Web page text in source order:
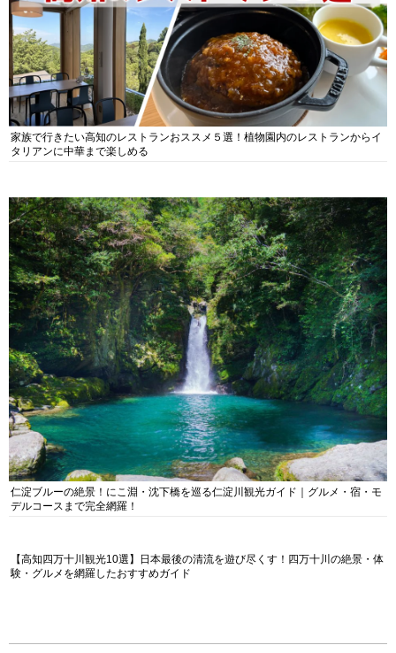
家族で行きたい高知のレストランおススメ５選！植物園内のレストランからイ
タリアンに中華まで楽しめる
仁淀ブルーの絶景！にこ淵・沈下橋を巡る仁淀川観光ガイド｜グルメ・宿・モ
デルコースまで完全網羅！
【高知四万十川観光10選】日本最後の清流を遊び尽くす！四万十川の絶景・体
験・グルメを網羅したおすすめガイド